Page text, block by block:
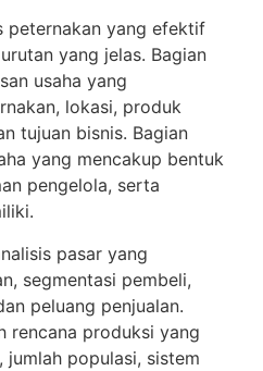
peternakan yang efektif
yang jelas. Bagian
usaha yang
lokasi, produk
tujuan bisnis. Bagian
yang mencakup bentuk
pengelola, serta
pasar yang
segmentasi pembeli,
peluang penjualan.
rencana produksi yang
jumlah populasi, sistem